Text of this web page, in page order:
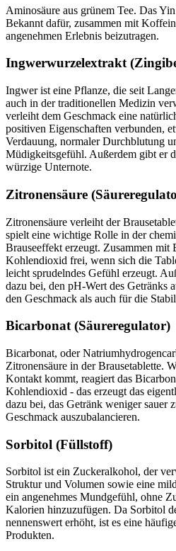
Aminosäure aus grünem Tee. Das
Bekannt dafür, zusammen mit
angenehmen Erlebnis beizutragen.
Ingwerwurzelextrakt
Ingwer ist eine Pflanze, die seit
auch in der traditionellen Medizin
verleiht dem Geschmack eine
positiven Eigenschaften verbunden,
Verdauung, normaler Durchblutung
Müdigkeitsgefühl. Außerdem gibt er
würzige Unternote.
Zitronensäure
Zitronensäure verleiht der
spielt eine wichtige Rolle in der
Brauseeffekt erzeugt. Zusammen mit
Kohlendioxid frei, wenn sich die
leicht sprudelndes Gefühl erzeugt.
dazu bei, den pH-Wert des Getränks
den Geschmack als auch für die
Bicarbonat (Säureregulator)
Bicarbonat, oder
Zitronensäure in der Brausetablette.
Kontakt kommt, reagiert das
Kohlendioxid - das erzeugt das
dazu bei, das Getränk weniger sauer
Geschmack auszubalancieren.
Sorbitol (Füllstoff)
Sorbitol ist ein Zuckeralkohol, der
Struktur und Volumen sowie eine
ein angenehmes Mundgefühl, ohne
Kalorien hinzuzufügen. Da Sorbitol
nennenswert erhöht, ist es eine
Produkten.